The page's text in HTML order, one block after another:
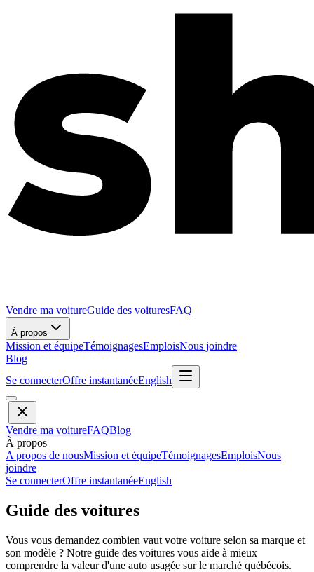
Vendre ma voitureGuide des voituresFAQ
À propos
Mission et équipeTémoignagesEmploisNous joindre
Blog
Se connecterOffre instantanéeEnglish
Vendre ma voitureFAQBlog
À propos
A propos de nousMission et équipeTémoignagesEmploisNous
joindre
Se connecterOffre instantanéeEnglish
Guide des voitures
Vous vous demandez combien vaut votre voiture selon sa marque et
son modèle ? Notre guide des voitures vous aide à mieux
comprendre la valeur d'une auto usagée sur le marché québécois.